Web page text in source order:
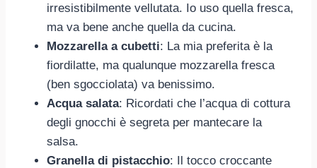
irresistibilmente vellutata. Io uso quella fresca,
ma va bene anche quella da cucina.
Mozzarella a cubetti: La mia preferita è la
fiordilatte, ma qualunque mozzarella fresca
(ben sgocciolata) va benissimo.
Acqua salata: Ricordati che l’acqua di cottura
degli gnocchi è segreta per mantecare la
salsa.
Granella di pistacchio: Il tocco croccante